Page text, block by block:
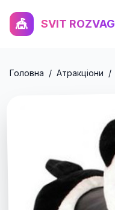
🎪 SVIT ROZVAG
Головна / Атракціони /